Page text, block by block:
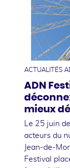
ACTUALITÉS
ADN
mieux
Le 25 juin
acteurs du
Jean-de-
Festival